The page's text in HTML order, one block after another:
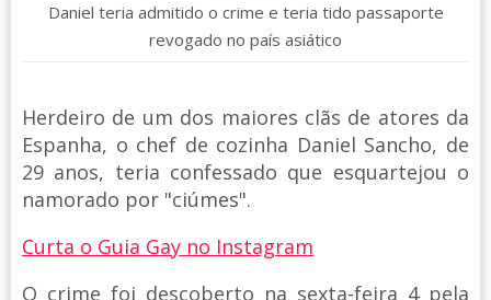
Daniel teria admitido o crime e teria tido passaporte
revogado no país asiático
Herdeiro de um dos maiores clãs de atores da
Espanha, o chef de cozinha Daniel Sancho, de
29 anos, teria confessado que esquartejou o
namorado por "ciúmes".
Curta o Guia Gay no Instagram
O crime foi descoberto na sexta-feira 4 pela